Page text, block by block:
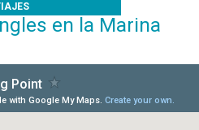
en la Marina